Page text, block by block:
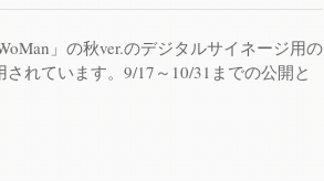
」の秋ver.のデジタルサイネージ用の
れています。9/17～10/31までの公開と